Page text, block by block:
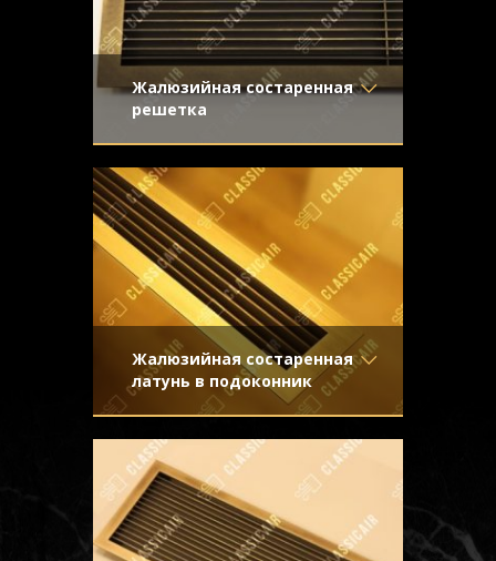
Жалюзийная состаренная
решетка
Материал- Латунь
Отделка- Старение с
эффектом затёртости
Узор-
Конструкция- Жалюзи
латуни для применения в системе
принудительной вентиляции и
кондиционирования
Жалюзийная состаренная
латунь в подоконник
Материал- Латунь
Отделка- Декорирование
под стареную латунь с
направленной риской
Узор-
Конструкция- Жалюзи
жалюзи из латуни с легким эффектом
старения